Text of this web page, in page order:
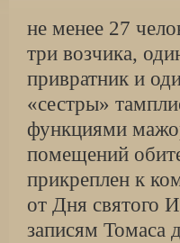
не менее 27
три возчика,
привратник и
«сестры»
функциями
помещений
прикреплен к
от Дня святого
записям Томаса